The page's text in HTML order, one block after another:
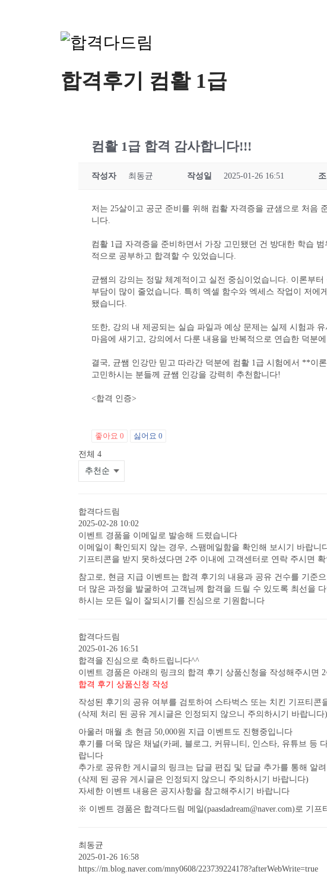
합격후기 컴활 1급
컴활 1급 합격 감사합니다!!!
작성자 최동균 작성일 2025-01-26 16:51
저는 25살이고 공군 준비를 위해 컴활 자격증을 균샘으로 처음
니다.
컴활 1급 자격증을 준비하면서 가장 고민됐던 건 방대한 학습
적으로 공부하고 합격할 수 있었습니다.
균쌤의 강의는 정말 체계적이고 실전 중심이었습니다. 이론부
부담이 많이 줄었습니다. 특히 엑셀 함수와 엑세스 작업이 저
됐습니다.
또한, 강의 내 제공되는 실습 파일과 예상 문제는 실제 시험과
마음에 새기고, 강의에서 다룬 내용을 반복적으로 연습한 덕분
결국, 균쌤 인강만 믿고 따라간 덕분에 컴활 1급 시험에서 **이
고민하시는 분들께 균쌤 인강을 강력히 추천합니다!
<합격 인증>
좋아요 0 싫어요 0
전체 4
합격다드림
2025-02-28 10:02
이벤트 경품을 이메일로 발송해 드렸습니다
이메일이 확인되지 않는 경우, 스팸메일함을 확인해 보시기 바랍니
기프티콘을 받지 못하셨다면 2주 이내에 고객센터로 연락 주시면
참고로, 현금 지급 이벤트는 합격 후기의 내용과 공유 건수를 기준
더 많은 과정을 발굴하여 고객님께 합격을 드릴 수 있도록 최선을
하시는 모든 일이 잘되시기를 진심으로 기원합니다
합격다드림
2025-01-26 16:51
합격을 진심으로 축하드립니다^^
이벤트 경품은 아래의 링크의 합격 후기 상품신청을 작성해주시면
합격 후기 상품신청 작성
작성된 후기의 공유 여부를 검토하여 스타벅스 또는 치킨 기프티콘
(삭제 처리 된 공유 게시글은 인정되지 않으니 주의하시기 바랍니다)
아울러 매월 초 현금 50,000원 지급 이벤트도 진행중입니다
후기를 더욱 많은 채널(카페, 블로그, 커뮤니티, 인스타, 유튜브 등
랍니다
추가로 공유한 게시글의 링크는 답글 편집 및 답글 추가를 통해 알
(삭제 된 공유 게시글은 인정되지 않으니 주의하시기 바랍니다)
자세한 이벤트 내용은 공지사항을 참고해주시기 바랍니다
※ 이벤트 경품은 합격다드림 메일(paasdadream@naver.com)로 기
최동균
2025-01-26 16:58
https://m.blog.naver.com/mny0608/223739224178?afterWebWrite=true